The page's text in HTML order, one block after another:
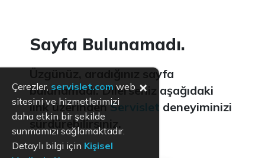
Sayfa Bulunamadı.
Üzgünüz, aradığınız sayfa
bulunamadı. Dilerseniz aşağıdaki
link üzerindenServislet deneyiminizi
sürdürebilirsiniz.
Çerezler, servislet.com web
sitesini ve hizmetlerimizi
daha etkin bir şekilde
sunmamızı sağlamaktadır.
Detaylı bilgi için Kişisel
×